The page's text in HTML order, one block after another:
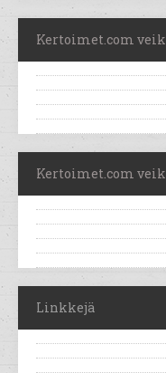
Kertoimet.com
Kertoimet.com
Linkkejä